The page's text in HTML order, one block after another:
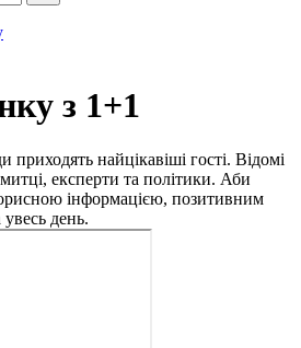
з 1+1
приходять найцікавіші гості. Відомі
експерти та політики. Аби
інформацією, позитивним
день.